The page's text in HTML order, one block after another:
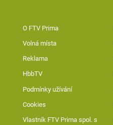
O FTV Prima
Volná místa
Reklama
HbbTV
Podmínky užívání
Cookies
Vlastník FTV Prima spol. s